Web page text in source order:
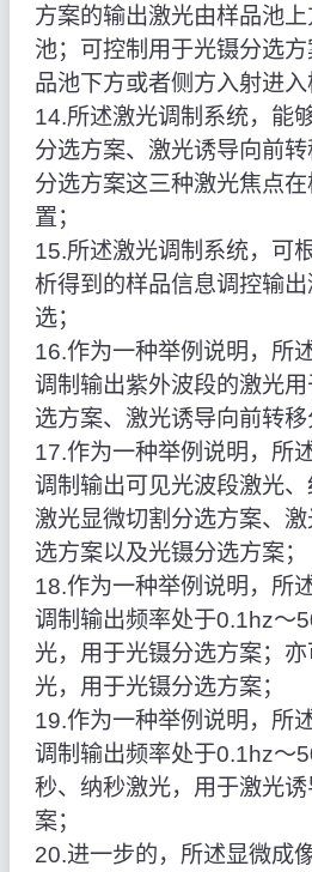
方案的输出激光由样品池
池；可控制用于光镊分选
品池下方或者侧方入射进入
14.所述激光调制系统，能
分选方案、激光诱导向前
分选方案这三种激光焦点
置；
15.所述激光调制系统，可
析得到的样品信息调控输
选；
16.作为一种举例说明，所
调制输出紫外波段的激光
选方案、激光诱导向前转移
17.作为一种举例说明，所
调制输出可见光波段激光
激光显微切割分选方案、
选方案以及光镊分选方案；
18.作为一种举例说明，所
调制输出频率处于0.1hz～
光，用于光镊分选方案；
光，用于光镊分选方案；
19.作为一种举例说明，所
调制输出频率处于0.1hz～
秒、纳秒激光，用于激光
案；
20.进一步的，所述显微成